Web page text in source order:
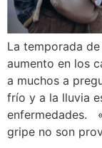
La temporada
aumento en los
a muchos a
frío y a la lluvia
enfermedades.
gripe no son